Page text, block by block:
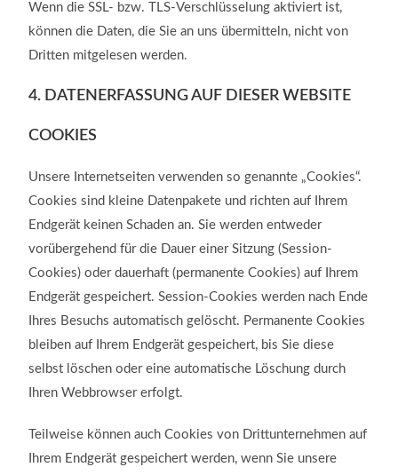
Wenn die SSL- bzw. TLS-Verschlüsselung aktiviert ist,
können die Daten, die Sie an uns übermitteln, nicht von
Dritten mitgelesen werden.
4. DATENERFASSUNG AUF DIESER WEBSITE
COOKIES
Unsere Internetseiten verwenden so genannte „Cookies“.
Cookies sind kleine Datenpakete und richten auf Ihrem
Endgerät keinen Schaden an. Sie werden entweder
vorübergehend für die Dauer einer Sitzung (Session-
Cookies) oder dauerhaft (permanente Cookies) auf Ihrem
Endgerät gespeichert. Session-Cookies werden nach Ende
Ihres Besuchs automatisch gelöscht. Permanente Cookies
bleiben auf Ihrem Endgerät gespeichert, bis Sie diese
selbst löschen oder eine automatische Löschung durch
Ihren Webbrowser erfolgt.
Teilweise können auch Cookies von Drittunternehmen auf
Ihrem Endgerät gespeichert werden, wenn Sie unsere